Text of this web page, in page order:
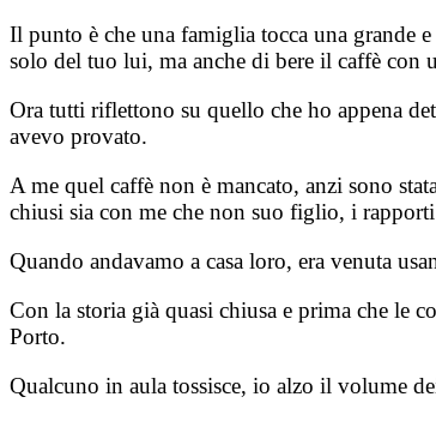
Il punto è che una famiglia tocca una grande
solo del tuo lui, ma anche di bere il caffè con
Ora tutti riflettono su quello che ho appena
avevo provato.
A me quel caffè non è mancato, anzi sono
chiusi sia con me che non suo figlio, i
Quando andavamo a casa loro, era venuta
Con la storia già quasi chiusa e prima che le
Porto.
Qualcuno in aula tossisce, io alzo il volume